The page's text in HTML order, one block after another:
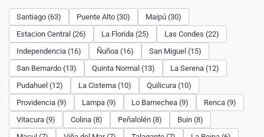
Santiago (63) Puente Alto (30)
Maipú (30)
Estacion Central (26)
La Florida (25)
Las Condes (22)
Independencia (16)
Ñuñoa (16)
San Miguel (15)
San Bernardo (13)
Quinta Normal (13)
La Serena (12)
Pudahuel (12)
La Cisterna (10)
Quilicura (10)
Providencia (9)
Lampa (9) Lo Barnechea (9)
Renca (9)
Vitacura (9)
Colina (8) Peñalolén (8)
Buin (8)